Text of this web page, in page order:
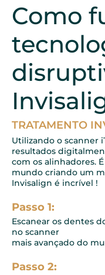
Como
TRATAMENTO
Utilizando o scanner
resultados
com os alinhadores.
mundo criando um
Invisalign é incrível !
Passo 1:
Escanear os dentes
no scanner
mais avançado do
Passo 2: